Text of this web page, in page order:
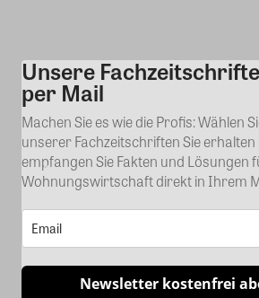
Kommentar
Unsere
per Mail
Machen Sie es wie die Profis: Wählen
unserer Fachzeitschriften Sie
empfangen Sie Fakten und Lösungen
Wohnungswirtschaft direkt in Ihrem
Newsletter kostenfrei